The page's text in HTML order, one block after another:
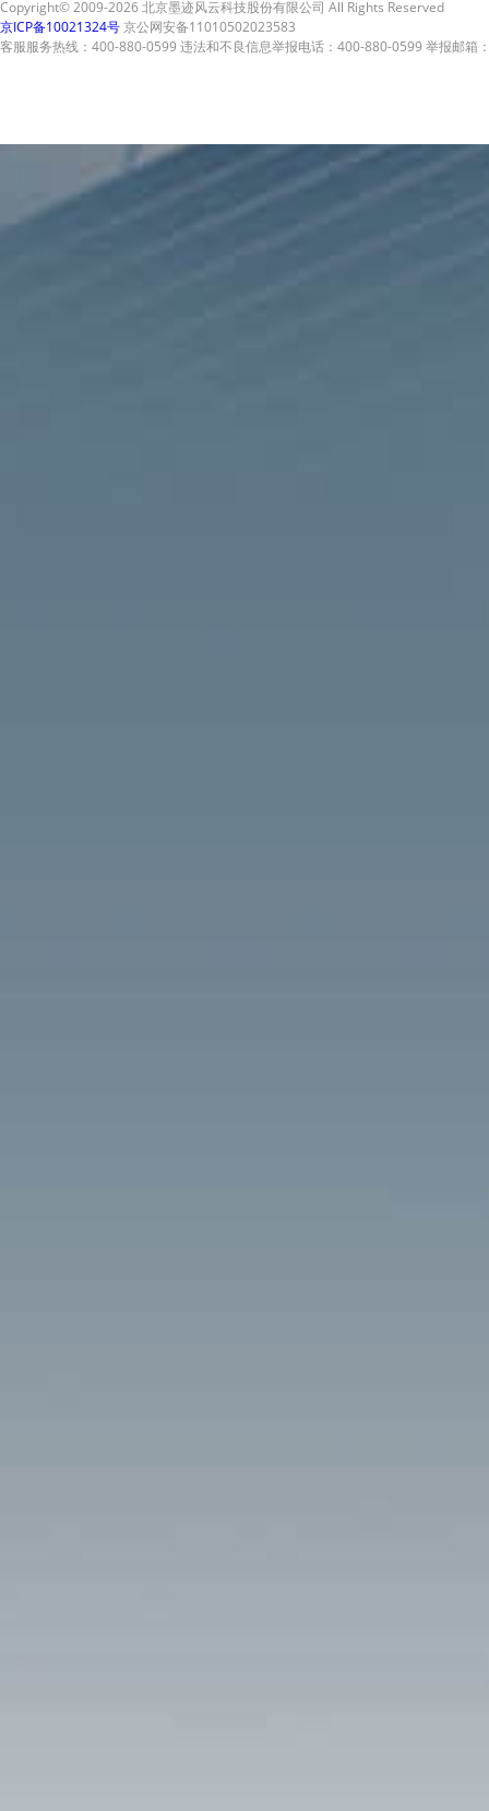
Copyright© 2009-2026 北京墨迹风云科技股份有限公司 All Rights Reserved
京ICP备10021324号京公网安备11010502023583
客服服务热线：400-880-0599 违法和不良信息举报电话：400-880-0599 举报邮箱